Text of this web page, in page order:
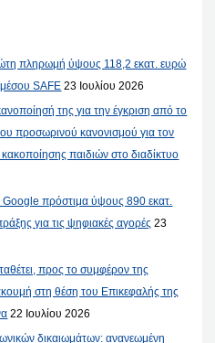
πληρωμή ύψους 118,2 εκατ. ευρώ
μέσου SAFE 23 Ιουλίου 2026
της για την έγκριση από το
προσωρινού κανονισμού για τον
παιδιών στο διαδίκτυο
Google πρόστιμα ύψους 890 εκατ.
για τις ψηφιακές αγορές 23
προς το συμφέρον της
στη θέση του Επικεφαλής της
22 Ιουλίου 2026
δικαιωμάτων: ανανεωμένη